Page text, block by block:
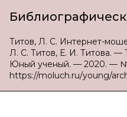
Титов, Л. С. Интернет-
Л. С. Титов, Е. И. Титова. —
Юный ученый. — 2020. —
https://moluch.ru/young/